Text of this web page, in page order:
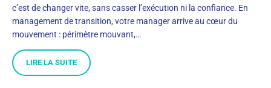
c’est de changer vite, sans casser l’exécution ni la confiance. En
management de transition, votre manager arrive au cœur du
mouvement : périmètre mouvant,…
LIRE LA SUITE